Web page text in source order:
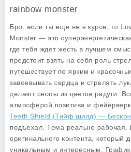
rainbow monster
Бро, если ты еще не в курсе, то
Monster — это
где тебя ждет жесть в лучшем
предстоит взять на себя роль
путешествует по ярким и
завоевывать сердца и стрелять
делают снопы из цветов радуги.
атмосферой позитива и
Teeth Shield (Тийф шилд) —
подъехал. Тема реально рабочая.
оригинального контента, который
уникальным и интересным.